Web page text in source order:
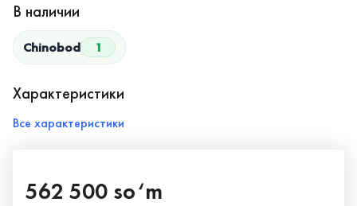
В наличии
Chinobod 1
Характеристики
Все характеристики
562 500 so‘m